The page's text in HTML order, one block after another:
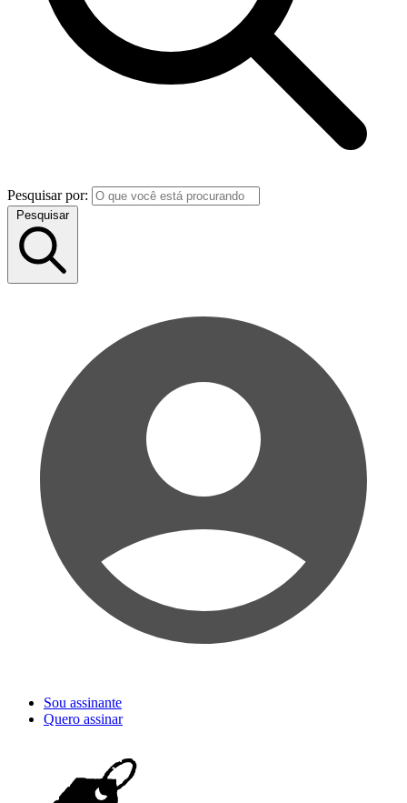
Pesquisar por:
Pesquisar
Sou assinante
Quero assinar